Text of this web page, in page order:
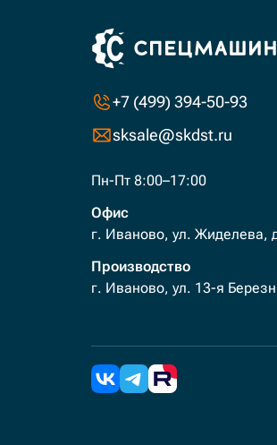
+7 (499) 394-50-93
sksale@skdst.ru
Пн-Пт 8:00–17:00
Офис
г. Иваново, ул. Жиделева,
Производство
г. Иваново, ул. 13-я